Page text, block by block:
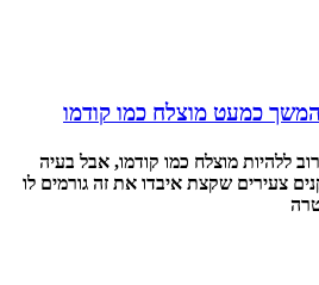
מקום שקט 2 קרוב ללהיות מוצלח כמו קודמו, אבל בעיה
צעירים שקצת איבדו את זה גורמים לו